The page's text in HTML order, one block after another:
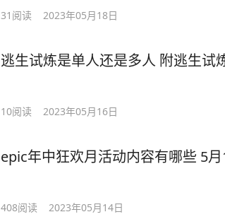
31 阅读 2023年05月18日
逃生试炼是单人还是多人 附逃生试
10阅读 2023年05月16日
epic年中狂欢月活动内容有哪些 5
408阅读 2023年05月14日